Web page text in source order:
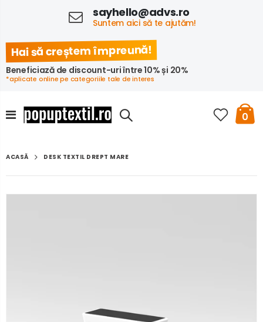
sayhello@advs.ro
Suntem aici să te ajutăm!
Hai să creștem împreună!
Beneficiază de discount-uri între 10% și 20%
*aplicate online pe categoriile tale de interes
0
ACASĂ DESK TEXTIL DREPT MARE